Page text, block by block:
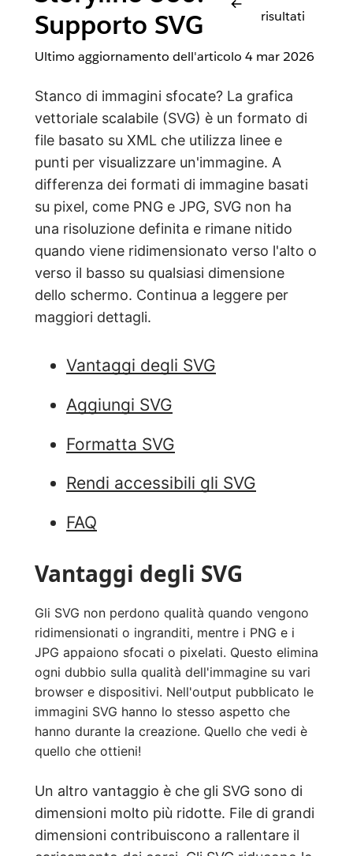
Supporto SVG
risultati
Ultimo aggiornamento dell'articolo 4 mar 2026
Stanco di immagini sfocate? La grafica
vettoriale scalabile (SVG) è un formato di
file basato su XML che utilizza linee e
punti per visualizzare un'immagine. A
differenza dei formati di immagine basati
su pixel, come PNG e JPG, SVG non ha
una risoluzione definita e rimane nitido
quando viene ridimensionato verso l'alto o
verso il basso su qualsiasi dimensione
dello schermo. Continua a leggere per
maggiori dettagli.
Vantaggi degli SVG
Aggiungi SVG
Formatta SVG
Rendi accessibili gli SVG
FAQ
Vantaggi degli SVG
Gli SVG non perdono qualità quando vengono
ridimensionati o ingranditi, mentre i PNG e i
JPG appaiono sfocati o pixelati. Questo elimina
ogni dubbio sulla qualità dell'immagine su vari
browser e dispositivi. Nell'output pubblicato le
immagini SVG hanno lo stesso aspetto che
hanno durante la creazione. Quello che vedi è
quello che ottieni!
Un altro vantaggio è che gli SVG sono di
dimensioni molto più ridotte. File di grandi
dimensioni contribuiscono a rallentare il